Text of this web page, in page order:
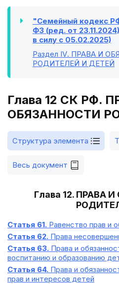
"Семейный кодекс
ФЗ (ред. от
в силу с 05.02.2025)
Раздел IV. ПРАВА И
РОДИТЕЛЕЙ И ДЕТЕЙ
Глава 12 СК РФ.
ОБЯЗАННОСТИ
Структура элемента
Весь документ
Глава 12. ПРАВА
Статья 61. Равенство прав и
Статья 62. Права
Статья 63. Права и
воспитанию и образованию
Статья 64. Права и
прав и интересов детей